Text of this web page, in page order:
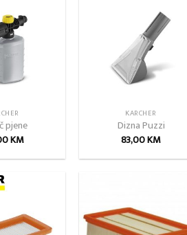
pjene
KM
Add to
wishlist
KARCHER
Dizna Puzzi
83,00KM
wishlist wishlist